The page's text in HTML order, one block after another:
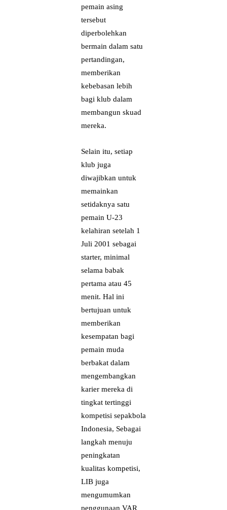
pemain asing
tersebut
diperbolehkan
bermain dalam satu
pertandingan,
memberikan
kebebasan lebih
bagi klub dalam
membangun skuad
mereka.
Selain itu, setiap
klub juga
diwajibkan untuk
memainkan
setidaknya satu
pemain U-23
kelahiran setelah 1
Juli 2001 sebagai
starter, minimal
selama babak
pertama atau 45
menit. Hal ini
bertujuan untuk
memberikan
kesempatan bagi
pemain muda
berbakat dalam
mengembangkan
karier mereka di
tingkat tertinggi
kompetisi sepakbola
Indonesia, Sebagai
langkah menuju
peningkatan
kualitas kompetisi,
LIB juga
mengumumkan
penggunaan VAR